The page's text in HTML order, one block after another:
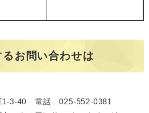
るお問い合わせは
1-3-40 電話 025-552-0381